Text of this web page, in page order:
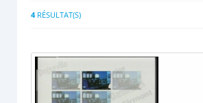
4RÉSULTAT(S)